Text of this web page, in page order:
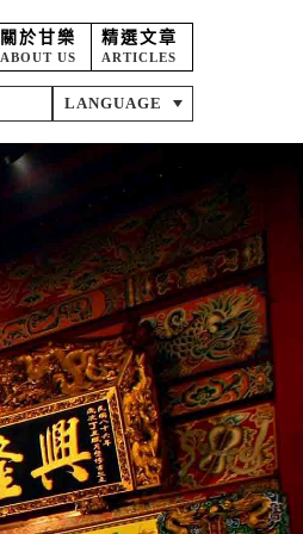
關於甘樂
ABOUT US
精選文章
ARTICLES
LANGUAGE